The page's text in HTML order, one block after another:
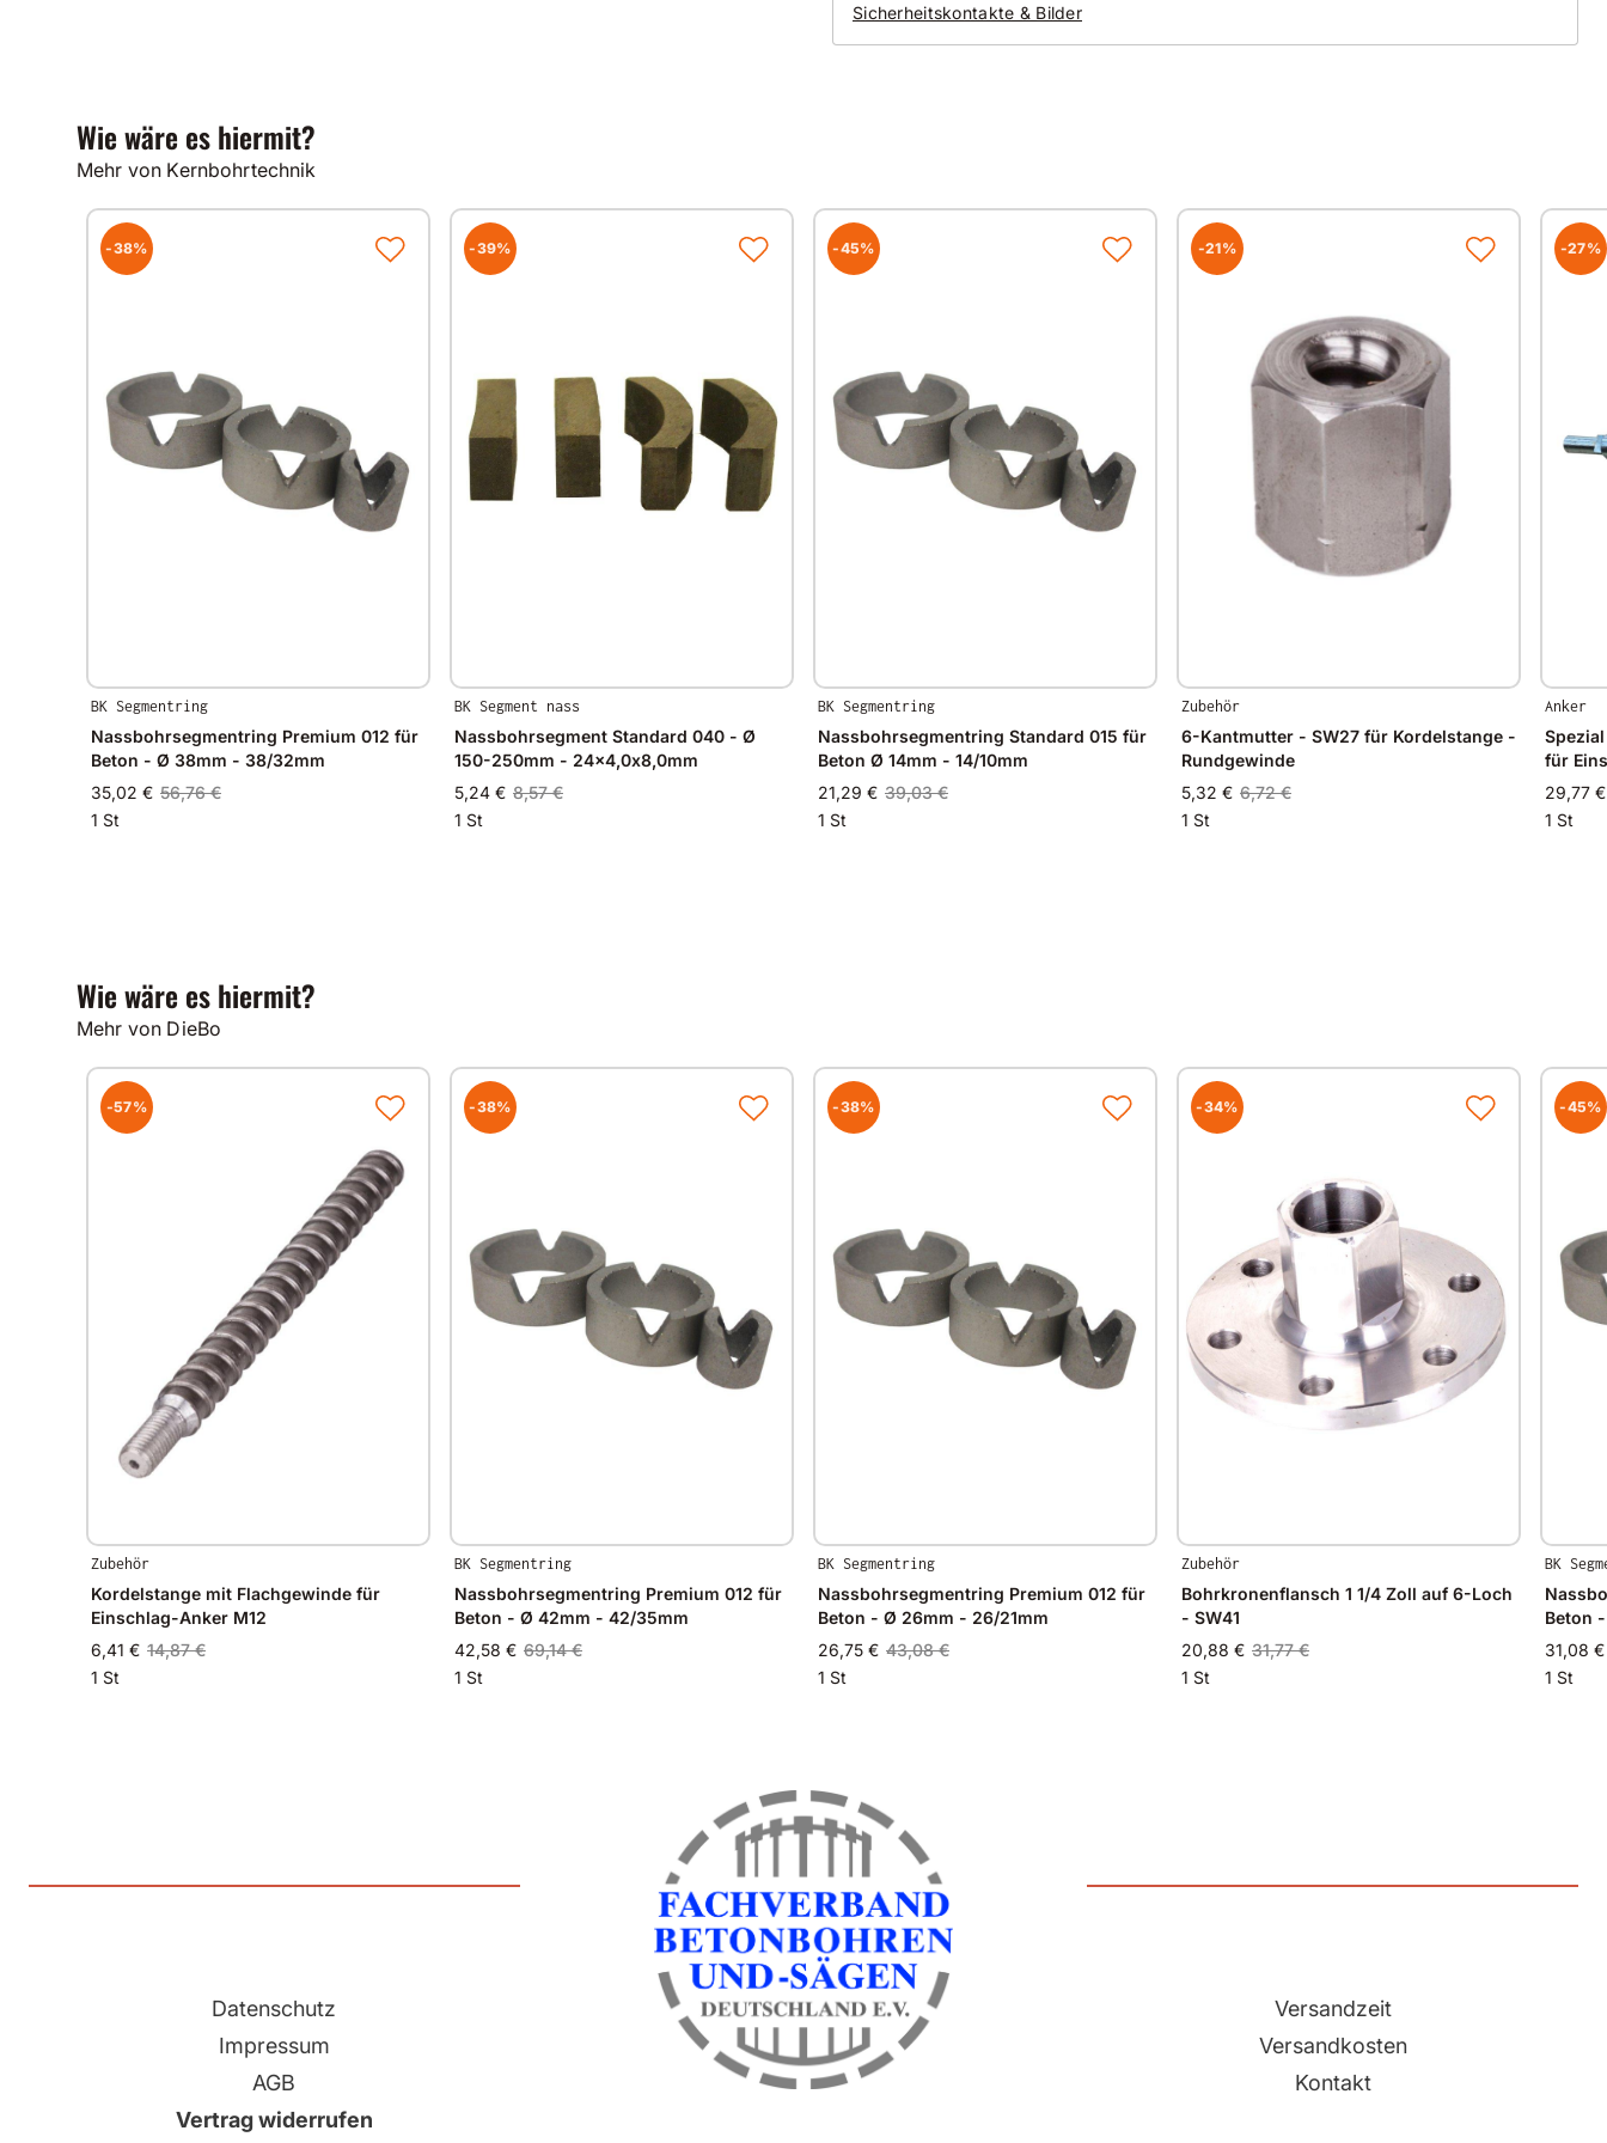
und Weichgestein
Sicherheitskontakte & Bilder
Wie wäre es hiermit?
Mehr von Kernbohrtechnik
-38%
BK Segmentring
Nassbohrsegmentring Premium 012 für
Beton - Ø 38mm - 38/32mm
35,02 € 56,76 €
1 St
-39%
BK Segment nass
Nassbohrsegment Standard 040 - Ø
150-250mm - 24x4,0x8,0mm
5,24 € 8,57 €
1 St
-45%
BK Segmentring
Nassbohrsegmentring Standard 015 für
Beton Ø 14mm - 14/10mm
21,29 € 39,03 €
1 St
-21%
Zubehör
6-Kantmutter - SW27 für Kordelstange -
Rundgewinde
5,32 € 6,72 €
1 St
-27%
Anker
für
29,77 €
1 St
Wie wäre es hiermit?
Mehr von DieBo
-57%
Zubehör
Kordelstange mit Flachgewinde für
Einschlag-Anker M12
6,41 € 14,87 €
1 St
-38%
BK Segmentring
Nassbohrsegmentring Premium 012 für
Beton - Ø 42mm - 42/35mm
42,58 € 69,14 €
1 St
-38%
BK Segmentring
Nassbohrsegmentring Premium 012 für
Beton - Ø 26mm - 26/21mm
26,75 € 43,08 €
1 St
-34%
Zubehör
Bohrkronenflansch 1 1/4 Zoll auf 6-Loch
- SW41
20,88 € 31,77 €
1 St
-45%
BK
Beton
31,08 €
1 St
Datenschutz
Impressum
AGB
Vertrag widerrufen
Versandzeit
Versandkosten
Kontakt